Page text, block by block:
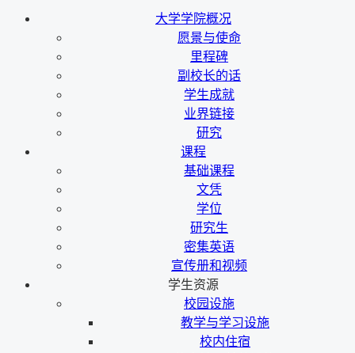
大学学院概况
愿景与使命
里程碑
副校长的话
学生成就
业界链接
研究
课程
基础课程
文凭
学位
研究生
密集英语
宣传册和视频
学生资源
校园设施
教学与学习设施
校内住宿